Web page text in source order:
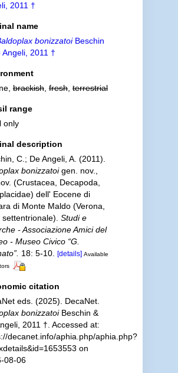
2011 †
name
bonizzatoiBeschin
Angeli, 2011 †
brackish,fresh,terrestrial
range
only
description
C.; De Angeli, A. (2011).
bonizzatoigen. nov.,
(Crustacea, Decapoda,
dell' Eocene di
di Monte Maldo (Verona,
settentrionale). Studi e
- Associazione Amici del
- Museo Civico “G.
18: 5-10. [details] Available
citation
eds. (2025). DecaNet.
bonizzatoiBeschin &
2011 †. Accessed at:
decanet.info/aphia.php/aphia.php?
on
08-06